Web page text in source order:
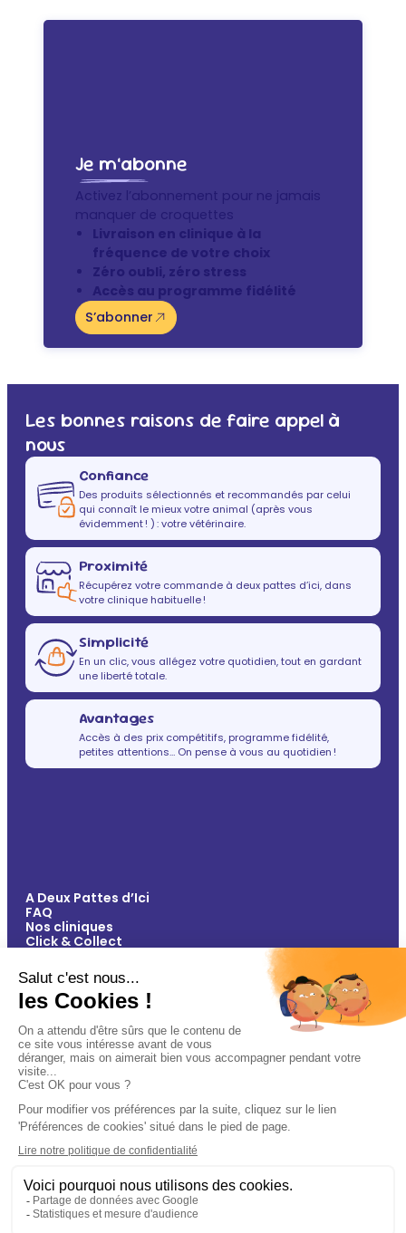
Je m’abonne
Activez l’abonnement pour ne jamais
manquer de croquettes
Livraison en clinique à la
fréquence de votre choix
Zéro oubli, zéro stress
Accès au programme fidélité
S’abonner
Les bonnes raisons de faire appel à
nous
Confiance
Des produits sélectionnés et recommandés par celui
qui connaît le mieux votre animal (après vous
évidemment ! ) : votre vétérinaire.
Proximité
Récupérez votre commande à deux pattes d’ici, dans
votre clinique habituelle !
Simplicité
En un clic, vous allégez votre quotidien, tout en gardant
une liberté totale.
Avantages
Accès à des prix compétitifs, programme fidélité,
petites attentions… On pense à vous au quotidien !
A Deux Pattes d’Ici
FAQ
Nos cliniques
Click & Collect
Vos avantages
Conseils
Paiement 100% sécurisé
Politique de confidentialité
Conditions générales de vente
Gestions des cookies
Plan du site